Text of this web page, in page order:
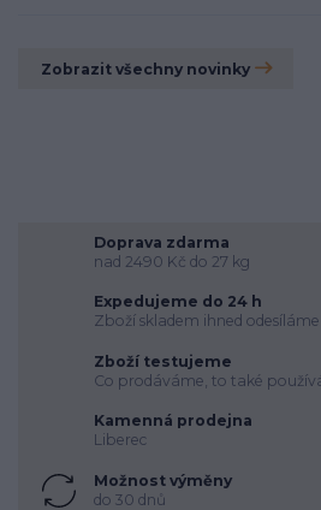
Zobrazit všechny novinky
Doprava zdarma
nad 2490 Kč do 27 kg
Expedujeme do 24 h
Zboží skladem ihned odesíláme
Zboží testujeme
Co prodáváme, to také
Kamenná prodejna
Liberec
Možnost výměny
do 30 dnů